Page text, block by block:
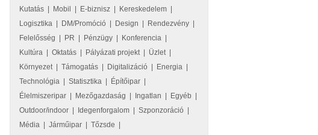
Kutatás
Mobil E-biznisz Kereskedelem
Logisztika
DM/Promóció Design Rendezvény
Felelősség
PR Pénzügy Konferencia
Kultúra
Oktatás Pályázati projekt| Üzlet|
Környezet| Támogatás Digitalizáció Energia
Technológia
Statisztika Építőipar
Élelmiszeripar
Mezőgazdaság Ingatlan Egyéb
Outdoor/indoor
Idegenforgalom Szponzoráció
Média
Járműipar Tőzsde